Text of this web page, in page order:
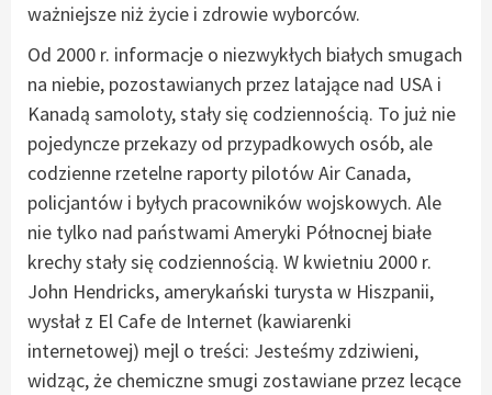
ważniejsze niż życie i zdrowie wyborców.
Od 2000 r. informacje o niezwykłych białych smugach
na niebie, pozostawianych przez latające nad USA i
Kanadą samoloty, stały się codziennością. To już nie
pojedyncze przekazy od przypadkowych osób, ale
codzienne rzetelne raporty pilotów Air Canada,
policjantów i byłych pracowników wojskowych. Ale
nie tylko nad państwami Ameryki Północnej białe
krechy stały się codziennością. W kwietniu 2000 r.
John Hendricks, amerykański turysta w Hiszpanii,
wysłał z El Cafe de Internet (kawiarenki
internetowej) mejl o treści: Jesteśmy zdziwieni,
widząc, że chemiczne smugi zostawiane przez lecące